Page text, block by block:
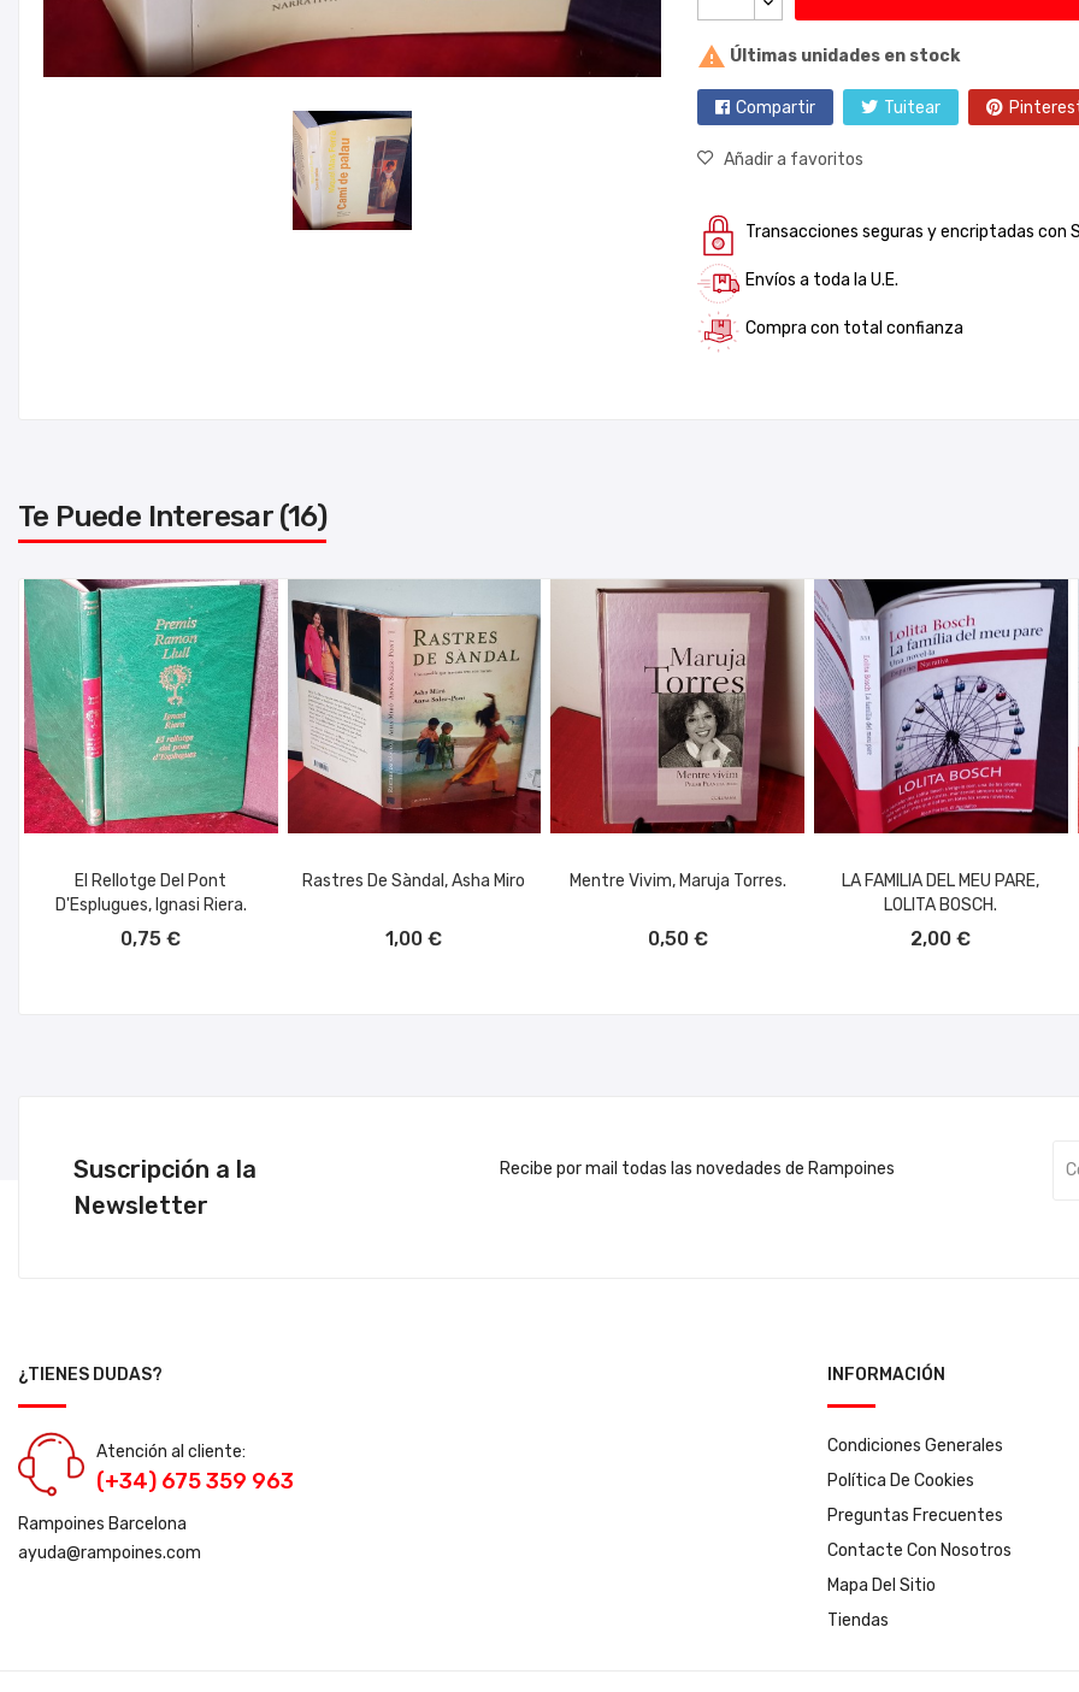
 Últimas unidades en stock
Compartir Tuitear
Añadir a favoritos
Transacciones seguras y encriptadas con
Envíos a toda la U.E.
Compra con total confianza
Te Puede Interesar (16)
El Rellotge Del Pont
D'Esplugues, Ignasi Riera.
0,75 €
AÑADIR AL CARRITO
Rastres De Sàndal, Asha Miro
1,00 €
Mentre Vivim, Maruja Torres.
0,50 €
LA FAMILIA DEL MEU PARE,
LOLITA BOSCH.
2,00 €
Suscripción a la
Newsletter
Recibe por mail todas las novedades de Rampoines
¿TIENES DUDAS?
Atención al cliente:
(+34) 675 359 963
Rampoines Barcelona
ayuda@rampoines.com
INFORMACIÓN
Condiciones Generales
Política De Cookies
Preguntas Frecuentes
Contacte Con Nosotros
Mapa Del Sitio
Tiendas